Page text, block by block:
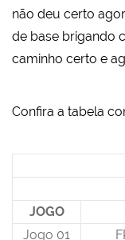
não deu certo
de base brigando
caminho certo e
Confira a tabela
JOGO
Jogo 01